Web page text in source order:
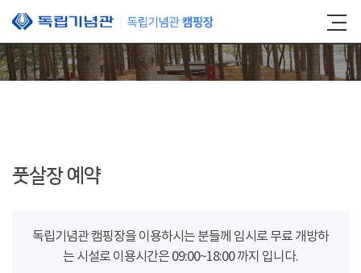
본문 바로가기
풋살장 예약
독립기념관 캠핑장을 이용하시는 분들께 임시로 무료 개방하
는 시설로 이용시간은 09:00~18:00 까지 입니다.